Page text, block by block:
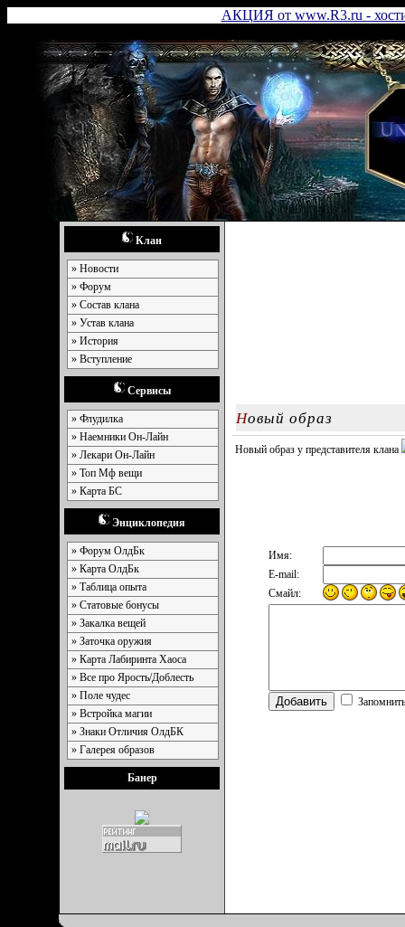
АКЦИЯ от www.R3.ru -
Клан
» Новости
» Форум
» Состав клана
» Устав клана
» История
» Вступление
Сервисы
» Флудилка
» Наемники Он-Лайн
» Лекари Он-Лайн
» Топ Мф вещи
» Карта БС
Энциклопедия
» Форум ОлдБк
» Карта ОлдБк
» Таблица опыта
» Статовые бонусы
» Закалка вещей
» Заточка оружия
» Карта Лабиринта Хаоса
» Все про Ярость/Доблесть
» Поле чудес
» Встройка магии
» Знаки Отличия ОлдБК
» Галерея образов
Банер
Новый образ
Новый образ у представителя клана
Имя:
E-mail:
Смайл:
Запомнить